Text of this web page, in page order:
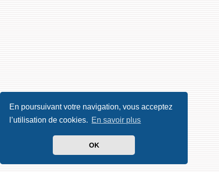
En poursuivant votre navigation, vous acceptez
l’utilisation de cookies. En savoir plus
OK